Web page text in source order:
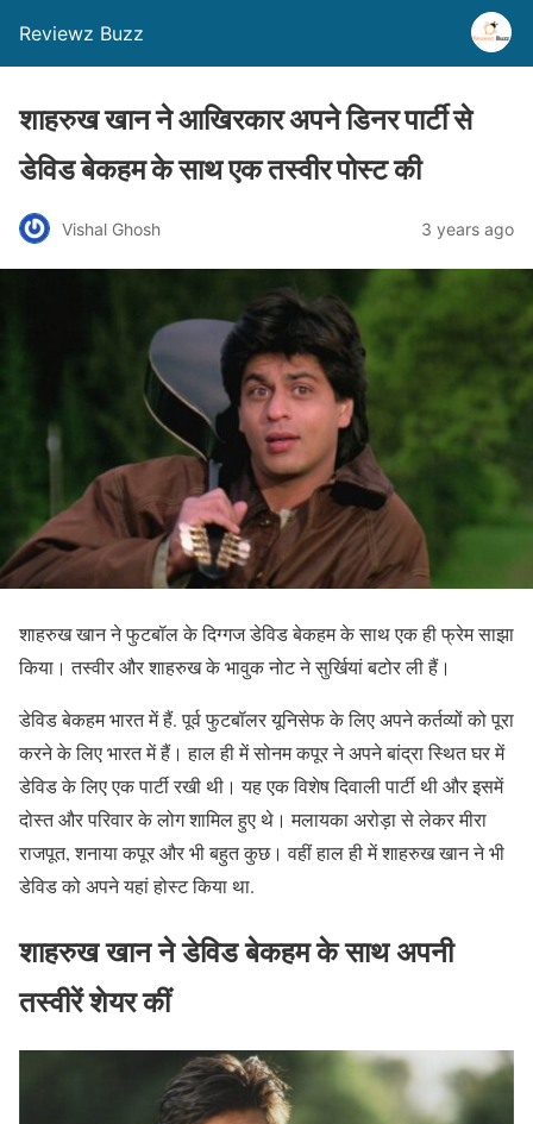
Reviewz Buzz
शाहरुख खान ने आखिरकार अपने डिनर पार्टी से
डेविड बेकहम के साथ एक तस्वीर पोस्ट की
Vishal Ghosh 3 years ago
शाहरुख खान ने फुटबॉल के दिग्गज डेविड बेकहम के साथ एक ही फ्रेम साझा
किया। तस्वीर और शाहरुख के भावुक नोट ने सुर्खियां बटोर ली हैं।
डेविड बेकहम भारत में हैं. पूर्व फुटबॉलर यूनिसेफ के लिए अपने कर्तव्यों को पूरा
करने के लिए भारत में हैं। हाल ही में सोनम कपूर ने अपने बांद्रा स्थित घर में
डेविड के लिए एक पार्टी रखी थी। यह एक विशेष दिवाली पार्टी थी और इसमें
दोस्त और परिवार के लोग शामिल हुए थे। मलायका अरोड़ा से लेकर मीरा
राजपूत, शनाया कपूर और भी बहुत कुछ। वहीं हाल ही में शाहरुख खान ने भी
डेविड को अपने यहां होस्ट किया था.
शाहरुख खान ने डेविड बेकहम के साथ अपनी
तस्वीरें शेयर कीं